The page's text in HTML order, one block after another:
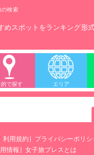
の検索
めスポットをランキング形
的で探す エリア
利用規約
プライバシーポリシ
情報
女子旅プレスとは